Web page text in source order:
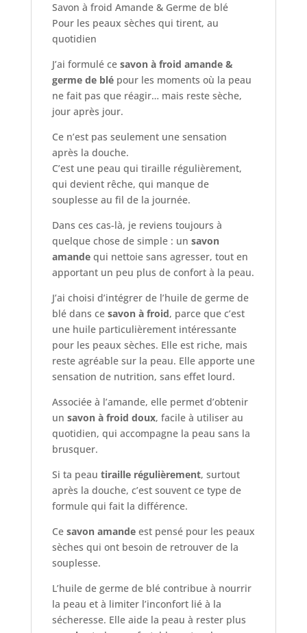
tirent,
quotidien
Savon à froid Amande & Germe de blé
Pour les peaux sèches qui tirent, au
quotidien
J’ai formulé ce savon à froid amande &
germe de blépour les moments où la peau
ne fait pas que réagir… mais reste sèche,
jour après jour.
Ce n’est pas seulement une sensation
après la douche.
C’est une peau qui tiraille régulièrement,
qui devient rêche, qui manque de
souplesse au fil de la journée.
Dans ces cas-là, je reviens toujours à
quelque chose de simple : un savon
amandequi nettoie sans agresser, tout en
apportant un peu plus de confort à la peau.
J’ai choisi d’intégrer de l’huile de germe de
blé dans ce savon à froid, parce que c’est
une huile particulièrement intéressante
pour les peaux sèches. Elle est riche, mais
reste agréable sur la peau. Elle apporte une
sensation de nutrition, sans effet lourd.
Associée à l’amande, elle permet d’obtenir
un savon à froid doux, facile à utiliser au
quotidien, qui accompagne la peau sans la
brusquer.
Si ta peau tiraille régulièrement, surtout
après la douche, c’est souvent ce type de
formule qui fait la différence.
Ce savon amandeest pensé pour les peaux
sèches qui ont besoin de retrouver de la
souplesse.
L’huile de germe de blé contribue à nourrir
la peau et à limiter l’inconfort lié à la
sécheresse. Elle aide la peau à rester plus